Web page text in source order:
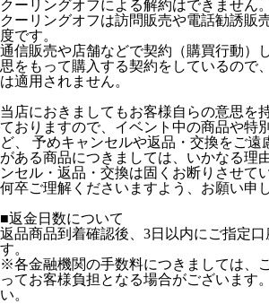
クーリングオフによる解約はできません。
クーリングオフは訪問販売や電話勧誘販
度です。
通信販売や店舗などで契約（購買行動）
思をもって購入する契約をしているので
は適用されません。
当店におきましてもお客様自らの意思を
ておりますので、イベント中の商品や特
ど、 予めキャンセルや返品・交換をご遠
がある商品につきましては、いかなる理
ンセル・返品・交換は固くお断りさせて
何卒ご理解くださいますよう、お願い申
■返金日数について
返品商品到着確認後、3日以内にご指定口
す。
※各金融機関の手数料につきましては、
ってお客様負担となる場合がございます
い。